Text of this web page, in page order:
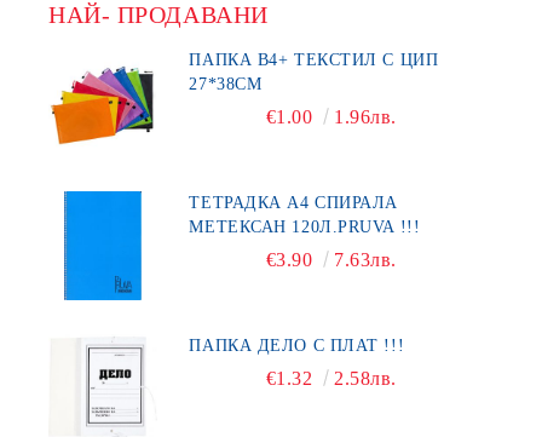
НАЙ- ПРОДАВАНИ
ПАПКА В4+ ТЕКСТИЛ С ЦИП
27*38СМ
€1.00 1.96лв.
ТЕТРАДКА А4 СПИРАЛА
МЕТЕКСАН 120Л.PRUVA !!!
€3.90 7.63лв.
ПАПКА ДЕЛО С ПЛАТ !!!
€1.32 2.58лв.